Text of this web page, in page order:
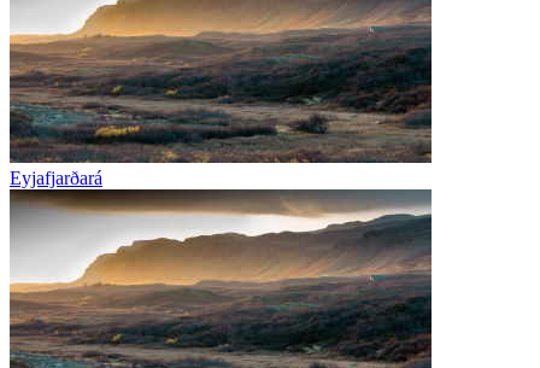
Eyjafjarðará